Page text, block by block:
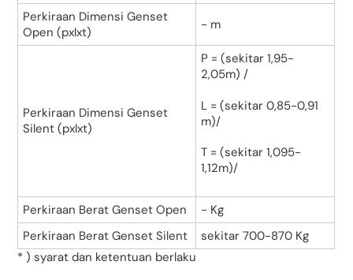
Perkiraan Dimensi Genset
Open (pxlxt)
- m
Perkiraan Dimensi Genset
Silent (pxlxt)
P = (sekitar 1,95-
2,05m) /
L = (sekitar 0,85-0,91
m)/
T = (sekitar 1,095-
1,12m)/
Perkiraan Berat Genset Open
- Kg
Perkiraan Berat Genset Silent
sekitar 700-870 Kg
* ) syarat dan ketentuan berlaku